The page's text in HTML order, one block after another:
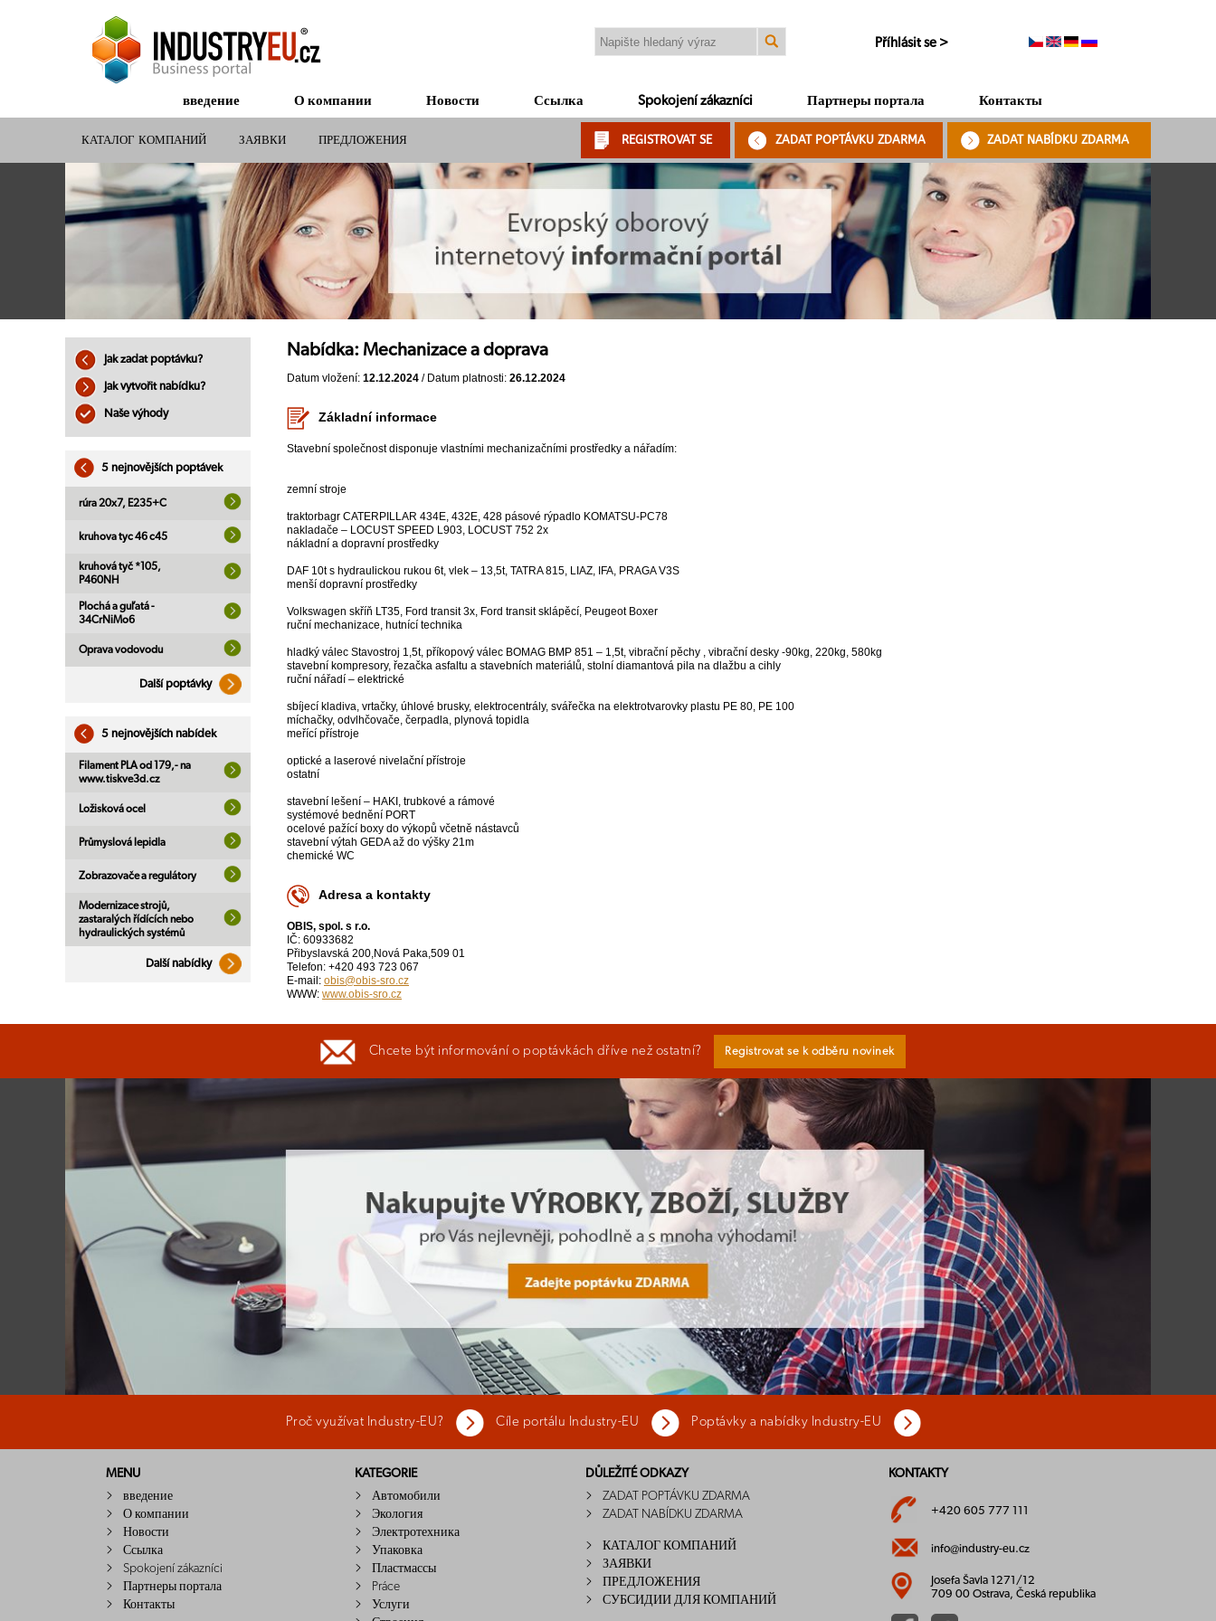
Příhlásit se >
введение О компании Новости Ссылка Spokojení zákazníci Партнеры портала Контакты
КАТАЛОГ КОМПАНИЙ ЗАЯВКИ ПРЕДЛОЖЕНИЯ
СУБСИДИИ ДЛЯ КОМПАНИЙ
REGISTROVAT SE ZADAT POPTÁVKU ZDARMA ZADAT NABÍDKU ZDARMA
Jak zadat poptávku?
Jak vytvořit nabídku?
Naše výhody
5 nejnovějších poptávek
rúra 20x7, E235+C
kruhova tyc 46 c45
kruhová tyč *105,
P460NH
Plochá a guľatá -
34CrNiMo6
Oprava vodovodu
Další poptávky
5 nejnovějších nabídek
Filament PLA od 179,- na
www.tiskve3d.cz
Ložisková ocel
Průmyslová lepidla
Zobrazovače a regulátory
Modernizace strojů,
zastaralých řídících nebo
hydraulických systémů
Další nabídky
Nabídka: Mechanizace a doprava
Datum vložení: 12.12.2024 / Datum platnosti: 26.12.2024
Základní informace
Stavební společnost disponuje vlastními mechanizačními prostředky a nářadím:
zemní stroje
traktorbagr CATERPILLAR 434E, 432E, 428 pásové rýpadlo KOMATSU-PC78
nakladače – LOCUST SPEED L903, LOCUST 752 2x
nákladní a dopravní prostředky
DAF 10t s hydraulickou rukou 6t, vlek – 13,5t, TATRA 815, LIAZ, IFA, PRAGA V3S
menší dopravní prostředky
Volkswagen skříň LT35, Ford transit 3x, Ford transit sklápěcí, Peugeot Boxer
ruční mechanizace, hutnící technika
hladký válec Stavostroj 1,5t, příkopový válec BOMAG BMP 851 – 1,5t, vibrační pěchy , vibrační desky -90kg, 220kg, 580kg
stavební kompresory, řezačka asfaltu a stavebních materiálů, stolní diamantová pila na dlažbu a cihly
ruční nářadí – elektrické
sbíjecí kladiva, vrtačky, úhlové brusky, elektrocentrály, svářečka na elektrotvarovky plastu PE 80, PE 100
míchačky, odvlhčovače, čerpadla, plynová topidla
meřící přístroje
optické a laserové nivelační přístroje
ostatní
stavební lešení – HAKI, trubkové a rámové
systémové bednění PORT
ocelové pažící boxy do výkopů včetně nástavců
stavební výtah GEDA až do výšky 21m
chemické WC
Adresa a kontakty
OBIS, spol. s r.o.
IČ: 60933682
Přibyslavská 200,Nová Paka,509 01
Telefon: +420 493 723 067
E-mail: obis@obis-sro.cz
WWW: www.obis-sro.cz
Chcete být informování o poptávkách dříve než ostatní? Registrovat se k odběru novinek
Proč využívat Industry-EU? Cíle portálu Industry-EU Poptávky a nabídky Industry-EU
MENU
введение
О компании
Новости
Ссылка
Spokojení zákazníci
Партнеры портала
Контакты
KATEGORIE
Автомобили
Экология
Электротехника
Упаковка
Пластмассы
Práce
Услуги
DŮLEŽITÉ ODKAZY
ZADAT POPTÁVKU ZDARMA
ZADAT NABÍDKU ZDARMA
КАТАЛОГ КОМПАНИЙ
ЗАЯВКИ
ПРЕДЛОЖЕНИЯ
СУБСИДИИ ДЛЯ КОМПАНИЙ
KONTAKTY
+420 605 777 111
info@industry-eu.cz
Josefa Šavla 1271/12
709 00 Ostrava, Česká republika